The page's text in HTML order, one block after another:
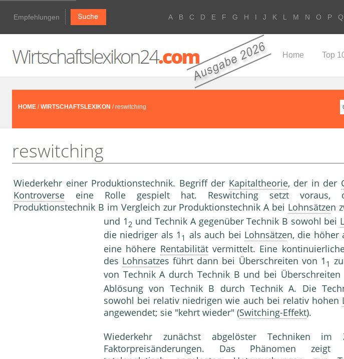
Empfehlungen A B C D E F G H I J K L M N O P Q
Home Top
HOME /WIRTSCHAFTSLEXIKON / reswitching
reswitching
Wiederkehr einer Produktionstechnik. Begriff der Kapitaltheorie, der in der
Kontroverse eine Rolle gespielt hat. Reswitching setzt voraus,
Produktionstechnik B im Vergleich zur Produktionstechnik A bei Lohnsätzen
und 1 2 und Technik A gegenüber Technik B sowohl bei
die niedriger als 1 1 als auch bei Lohnsätzen, die höher
eine höhere Rentabilitätvermittelt. Eine
des Lohnsatzes führt dann bei Überschreiten von 1 1
von Technik A durch Technik B und bei Überschreiten
Ablösung von Technik B durch Technik A. Die
sowohl bei relativ niedrigen wie auch bei relativ hohen
angewendet; sie "kehrt wieder" (Switching-Effekt).
Wiederkehr zunächst abgelöster Techniken im
Faktorpreisänderungen. Das Phänomen